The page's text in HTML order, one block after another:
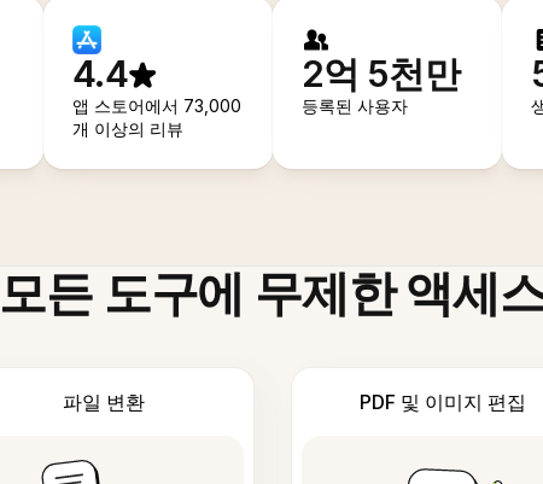
4.4
앱 스토어에서 73,000
개 이상의 리뷰
2억 5천만
등록된 사용자
모든 도구에 무제한 액세
파일 변환 PDF 및 이미지 편집